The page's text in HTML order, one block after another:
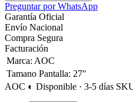
Preguntar por WhatsApp
Garantía Oficial
Envío Nacional
Compra Segura
Facturación
Marca: AOC
Tamano Pantalla: 27"
AOC ◐ Disponible · 3-5 días